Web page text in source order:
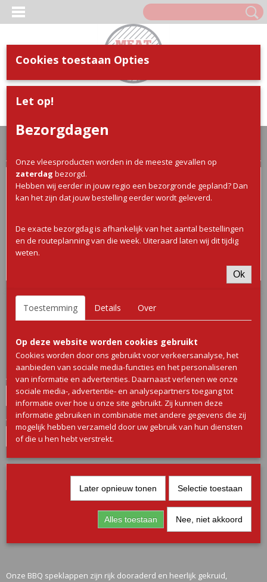
Inloggen
Home>Webshop>BBQ >
BBQ Speklap
€ 3,90 (inclusief btw 9%)
Op voorraad
Aantal
Aantal
IN WINKELWAGEN
Onze BBQ speklappen zijn rijk dooraderd en heerlijk gekruid,
Cookies toestaan Opties
Let op!
Bezorgdagen
Onze vleesproducten worden in de meeste gevallen op
zaterdag bezorgd.
Hebben wij eerder in jouw regio een bezorgronde gepland? Dan
kan het zijn dat jouw bestelling eerder wordt geleverd.
De exacte bezorgdag is afhankelijk van het aantal bestellingen
en de routeplanning van die week. Uiteraard laten wij dit tijdig
weten.
Ok
Toestemming Details Over
Op deze website worden cookies gebruikt
Cookies worden door ons gebruikt voor verkeersanalyse, het
aanbieden van sociale media-functies en het personaliseren
van informatie en advertenties. Daarnaast verlenen we onze
sociale media-, advertentie- en analysepartners toegang tot
informatie over hoe u onze site gebruikt. Zij kunnen deze
informatie gebruiken in combinatie met andere gegevens die zij
mogelijk hebben verzameld door uw gebruik van hun diensten
of die u hen hebt verstrekt.
Later opnieuw tonen Selectie toestaan
Alles toestaan Nee, niet akkoord